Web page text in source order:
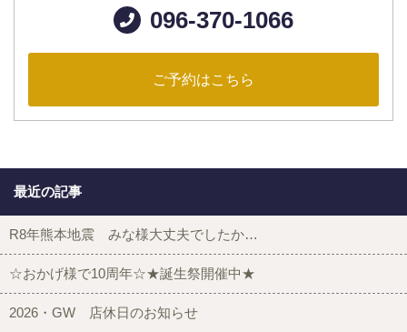
096-370-1066
ご予約はこちら
最近の記事
R8年熊本地震 みな様大丈夫でしたか…
☆おかげ様で10周年☆★誕生祭開催中★
2026・GW 店休日のお知らせ